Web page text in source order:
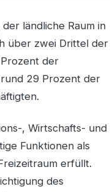
ländliche Raum in
über zwei Drittel der
der
29 Prozent der
, Wirtschafts- und
Funktionen als
erfüllt.
des